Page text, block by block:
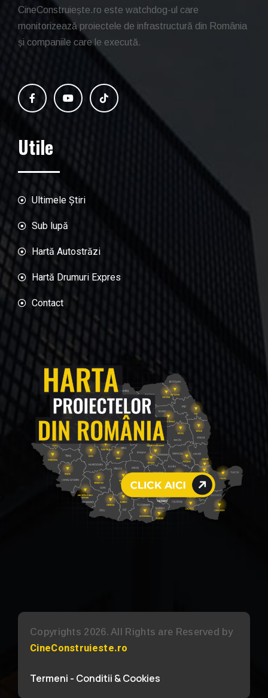
CineConstruiește.ro este watchdog-ul care
monitorizează proiectele de infrastructură din România
și companiile care le execută.
Utile
Ultimele Știri
Sub lupă
Hartă Autostrăzi
Hartă Drumuri Expres
Contact
Copyrights 2026. All Rights are Reserved by
CineConstruieste.ro
Termeni - Conditii & Cookies